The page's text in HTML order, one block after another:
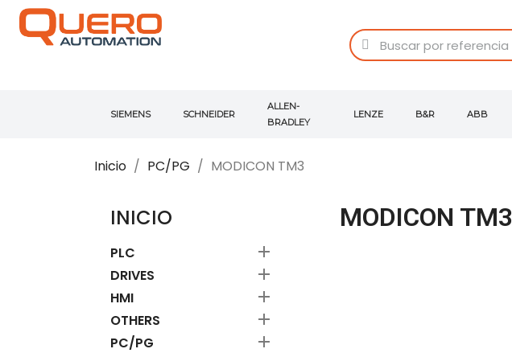
SIEMENS SCHNEIDER
ALLEN-
BRADLEY
LENZE B&R ABB
Inicio PC/PG MODICON TM3
INICIO
PLC 
DRIVES 
HMI 
OTHERS 
PC/PG 
MODICON TM3